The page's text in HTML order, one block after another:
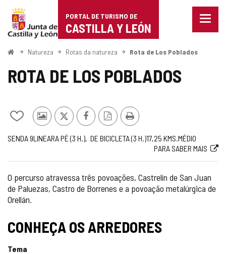
Portal
de
Turismo
de
Castilla
León
PORTAL DE TURISMO DE
CASTILLA Y LEÓN
Menu
ComeçoNatureza Rotas da natureza Rota de Los Poblados
ROTA DE LOS POBLADOS
Adicionar
remover
meus
Fotos
outros
x FacebookVersãoImprimir
Código
rota
SENDA 9
JornadaLINEAR
Metade A PÉ (3 H. ) DE BICICLETA (3 H. )
Comprimento 17,25 KMS.
Dificuldade
rota
MÉDIO
Link
site
PARA SABER MAIS
O percurso atravessa três povoações, Castrelín de San Juan
de Paluezas, Castro de Borrenes e a povoação metalúrgica de
Orellán.
CONHEÇA OS ARREDORES
Tema